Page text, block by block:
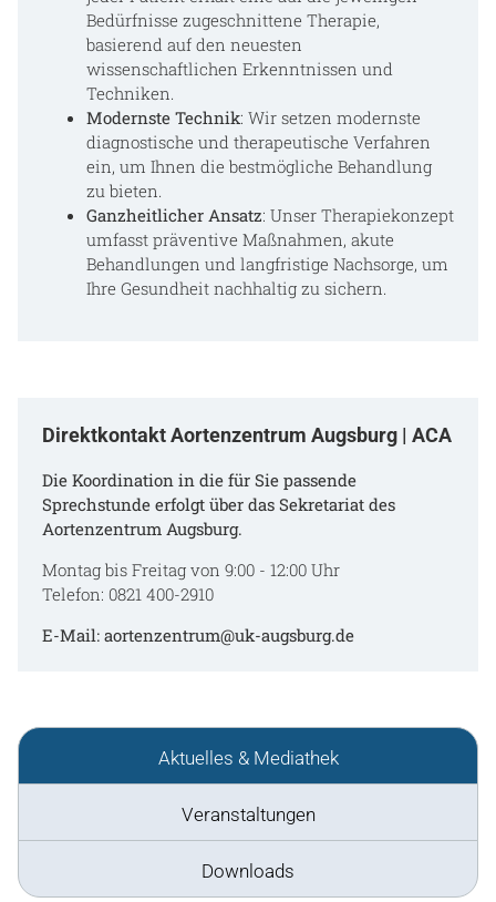
Bedürfnisse zugeschnittene Therapie,
basierend auf den neuesten
wissenschaftlichen Erkenntnissen und
Techniken.
Modernste Technik: Wir setzen modernste
diagnostische und therapeutische Verfahren
ein, um Ihnen die bestmögliche Behandlung
zu bieten.
Ganzheitlicher Ansatz: Unser Therapiekonzept
umfasst präventive Maßnahmen, akute
Behandlungen und langfristige Nachsorge, um
Ihre Gesundheit nachhaltig zu sichern.
Direktkontakt Aortenzentrum Augsburg | ACA
Die Koordination in die für Sie passende
Sprechstunde erfolgt über das Sekretariat des
Aortenzentrum Augsburg.
Montag bis Freitag von 9:00 - 12:00 Uhr
Telefon: 0821 400-2910
E-Mail: aortenzentrum@uk-augsburg.de
Aktuelles & Mediathek
Veranstaltungen
Downloads